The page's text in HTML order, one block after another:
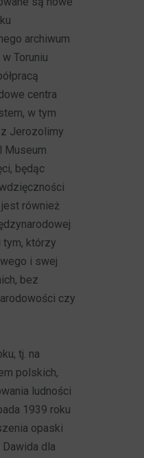
archiwum
Toruniu
centra
w tym
Jerozolimy
Museum
będąc
jest również
którzy
i swej
bez
czy
tj. na
polskich,
ludności
1939 roku
opaski
dla